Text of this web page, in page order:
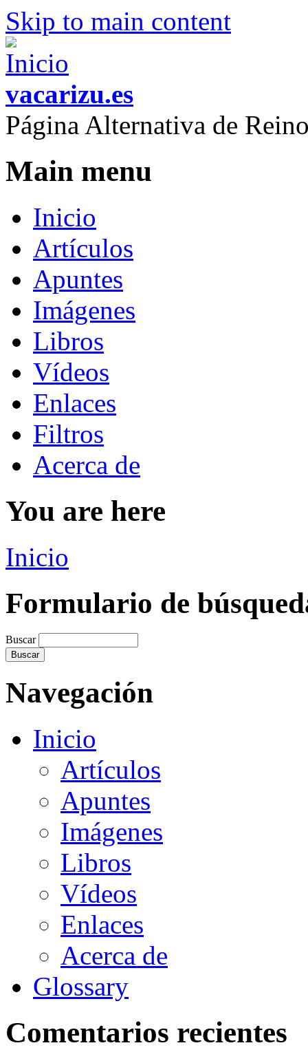
Skip to main content
vacarizu.es
Página Alternativa de
Main menu
Inicio
Artículos
Apuntes
Imágenes
Libros
Vídeos
Enlaces
Filtros
Acerca de
You are here
Inicio
Formulario de
Buscar
Navegación
Inicio
Artículos
Apuntes
Imágenes
Libros
Vídeos
Enlaces
Acerca de
Glossary
Comentarios recientes